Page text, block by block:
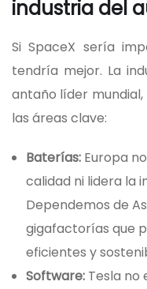
industria del
Si SpaceX sería
tendría mejor. La
antaño líder
las áreas clave:
Baterías: Europa
calidad ni lidera la
Dependemos de
gigafactorías que
eficientes y
Software: Tesla no